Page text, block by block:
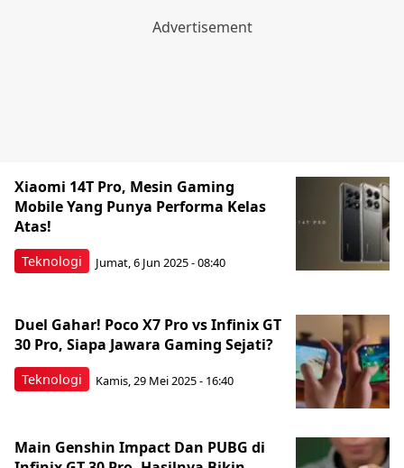
Teknologi
Xiaomi 14T Pro, Mesin Gaming
Mobile Yang Punya Performa Kelas
Atas!
Jumat, 6 Jun 2025 - 08:40
Teknologi
Duel Gahar! Poco X7 Pro vs Infinix GT
30 Pro, Siapa Jawara Gaming Sejati?
Kamis, 29 Mei 2025 - 16:40
Main Genshin Impact Dan PUBG di